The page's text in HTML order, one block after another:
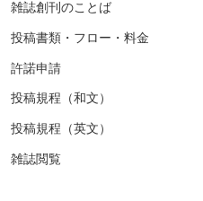
雑誌創刊のことば
投稿書類・フロー・料金
許諾申請
投稿規程（和文）
投稿規程（英文）
雑誌閲覧